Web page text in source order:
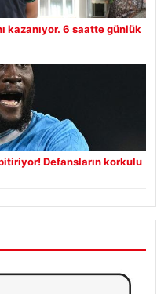
kazanıyor. 6 saatte günlük
Defansların korkulu